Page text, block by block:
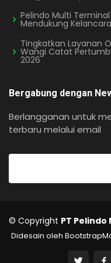
Pelindo Multi
Mendukung
Tingkatkan Layanan
Wangi Catat
2026
Bergabung dengan
Berlangganan untuk
terbaru melalui email
© Copyright PT
Didesain oleh